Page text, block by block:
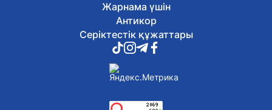
Жарнама үшін
Антикор
Серіктестік құжаттары